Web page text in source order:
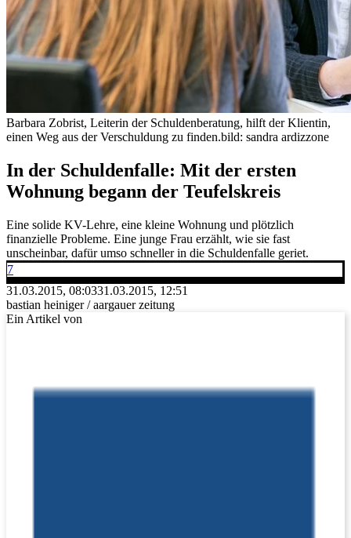
Barbara Zobrist, Leiterin der Schuldenberatung, hilft der Klientin,
einen Weg aus der Verschuldung zu finden.bild: sandra ardizzone
In der Schuldenfalle: Mit der ersten
Wohnung begann der Teufelskreis
Eine solide KV-Lehre, eine kleine Wohnung und plötzlich
finanzielle Probleme. Eine junge Frau erzählt, wie sie fast
unscheinbar, dafür umso schneller in die Schuldenfalle geriet.
7
31.03.2015, 08:0331.03.2015, 12:51
bastian heiniger / aargauer zeitung
Ein Artikel von